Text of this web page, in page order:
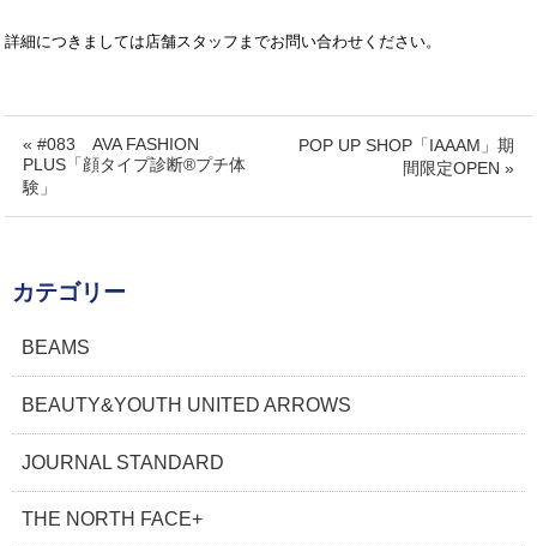
詳細につきましては店舗スタッフまでお問い合わせください。
« #083 AVA FASHION
PLUS「顔タイプ診断®プチ体
験」
POP UP SHOP「IAAAM」期
間限定OPEN »
カテゴリー
BEAMS
BEAUTY&YOUTH UNITED ARROWS
JOURNAL STANDARD
THE NORTH FACE+